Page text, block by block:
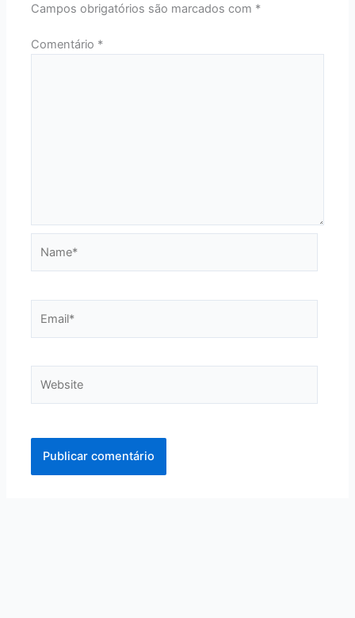
Campos obrigatórios são marcados com *
Comentário *